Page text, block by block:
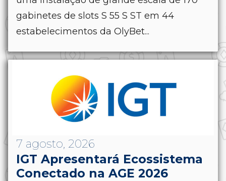
gabinetes de slots S 55 S ST em 44
estabelecimentos da OlyBet...
7 agosto, 2026
IGT Apresentará Ecossistema
Conectado na AGE 2026